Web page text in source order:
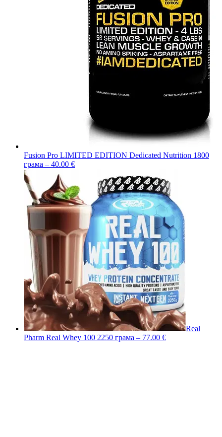
Fusion Pro LIMITED EDITION Dedicated Nutrition 1800
грама – 40.00 €
Real
Pharm Real Whey 100 2250 грама – 77.00 €